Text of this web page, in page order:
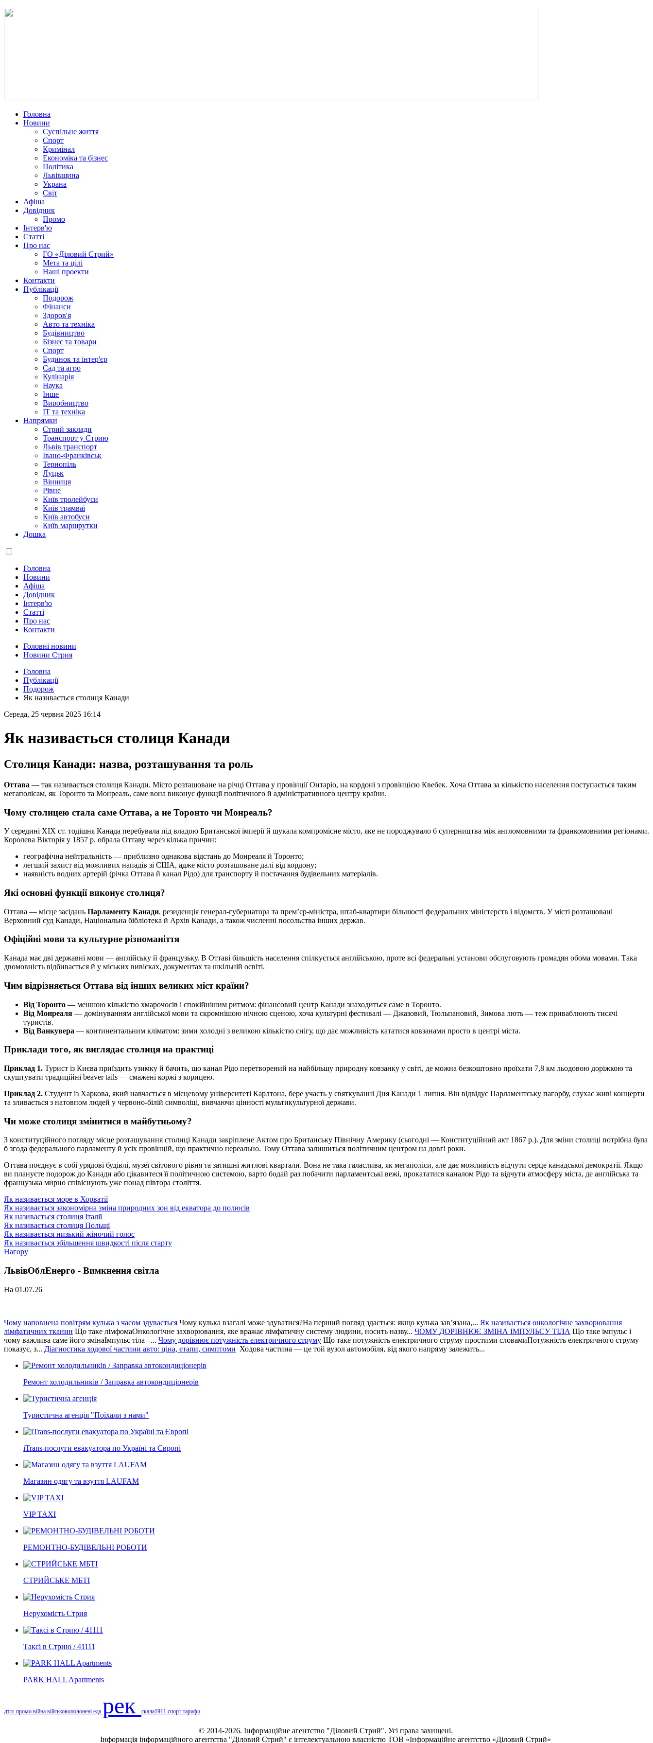
Головна
Новини
Суспільне життя
Спорт
Кримінал
Економіка та бізнес
Політика
Львівщина
Украна
Світ
Афіша
Довідник
Промо
Інтерв'ю
Статті
Про нас
ГО «Діловий Стрий»
Мета та цілі
Наші проекти
Контакти
Публікації
Подорож
Фінанси
Здоров'я
Авто та техніка
Будівництво
Бізнес та товари
Спорт
Будинок та інтер'єр
Сад та агро
Кулінарія
Наука
Інше
Виробництво
IT та техніка
Напрямки
Стрий заклади
Транспорт у Стрию
Львів транспорт
Івано-Франківськ
Тернопіль
Луцьк
Вінниця
Рівне
Київ тролейбуси
Київ трамваї
Київ автобуси
Київ маршрутки
Дошка
Головна
Новини
Афіша
Довідник
Інтерв'ю
Статті
Про нас
Контакти
Головні новини
Новини Стрия
Головна
Публікації
Подорож
Як називається столиця Канади
Середа, 25 червня 2025 16:14
Як називається столиця Канади
Столиця Канади: назва, розташування та роль
Оттава — так називається столиця Канади. Місто розташоване на річці Оттава у провінції Онтаріо, на кордоні з провінцією Квебек. Хоча Оттава за кількістю населення поступається таким
мегаполісам, як Торонто та Монреаль, саме вона виконує функції політичного й адміністративного центру країни.
Чому столицею стала саме Оттава, а не Торонто чи Монреаль?
У середині XIX ст. тодішня Канада перебувала під владою Британської імперії й шукала компромісне місто, яке не породжувало б суперництва між англомовними та франкомовними регіонами.
Королева Вікторія у 1857 р. обрала Оттаву через кілька причин:
географічна нейтральність — приблизно однакова відстань до Монреаля й Торонто;
легший захист від можливих нападів зі США, адже місто розташоване далі від кордону;
наявність водних артерій (річка Оттава й канал Рідо) для транспорту й постачання будівельних матеріалів.
Які основні функції виконує столиця?
Оттава — місце засідань Парламенту Канади, резиденція генерал-губернатора та прем’єр-міністра, штаб-квартири більшості федеральних міністерств і відомств. У місті розташовані
Верховний суд Канади, Національна бібліотека й Архів Канади, а також численні посольства інших держав.
Офіційні мови та культурне різноманіття
Канада має дві державні мови — англійську й французьку. В Оттаві більшість населення спілкується англійською, проте всі федеральні установи обслуговують громадян обома мовами. Така
двомовність відбивається й у міських вивісках, документах та шкільній освіті.
Чим відрізняється Оттава від інших великих міст країни?
Від Торонто — меншою кількістю хмарочосів і спокійнішим ритмом: фінансовий центр Канади знаходиться саме в Торонто.
Від Монреаля — домінуванням англійської мови та скромнішою нічною сценою, хоча культурні фестивалі — Джазовий, Тюльпановий, Зимова лють — теж приваблюють тисячі
туристів.
Від Ванкувера — континентальним кліматом: зими холодні з великою кількістю снігу, що дає можливість кататися ковзанами просто в центрі міста.
Приклади того, як виглядає столиця на практиці
Приклад 1. Турист із Києва приїздить узимку й бачить, що канал Рідо перетворений на найбільшу природну ковзанку у світі, де можна безкоштовно проїхати 7,8 км льодовою доріжкою та
скуштувати традиційні beaver tails — смажені коржі з корицею.
Приклад 2. Студент із Харкова, який навчається в місцевому університеті Карлтона, бере участь у святкуванні Дня Канади 1 липня. Він відвідує Парламентську пагорбу, слухає живі концерти
та зливається з натовпом людей у червоно-білій символіці, вивчаючи цінності мультикультурної держави.
Чи може столиця змінитися в майбутньому?
З конституційного погляду місце розташування столиці Канади закріплене Актом про Британську Північну Америку (сьогодні — Конституційний акт 1867 р.). Для зміни столиці потрібна була
б згода федерального парламенту й усіх провінцій, що практично нереально. Тому Оттава залишиться політичним центром на довгі роки.
Оттава поєднує в собі урядові будівлі, музеї світового рівня та затишні житлові квартали. Вона не така галаслива, як мегаполіси, але дає можливість відчути серце канадської демократії. Якщо
ви плануєте подорож до Канади або цікавитеся її політичною системою, варто бодай раз побачити парламентські вежі, прокататися каналом Рідо та відчути атмосферу міста, де англійська та
французька мирно співіснують уже понад півтора століття.
Як називається море в Хорватії
Як називається закономірна зміна природних зон від екватора до полюсів
Як називається столиця Італії
Як називається столиця Польщі
Як називається низький жіночий голос
Як називається збільшення швидкості після старту
Нагору
ЛьвівОблЕнерго - Вимкнення світла
На 01.07.26
Чому наповнена повітрям кулька з часом здувається Чому кулька взагалі може здуватися?На перший погляд здається: якщо кулька зав’язана,... Як називається онкологічне захворювання
лімфатичних тканин Що таке лімфомаОнкологічне захворювання, яке вражає лімфатичну систему людини, носить назву... ЧОМУ ДОРІВНЮЄ ЗМІНА ІМПУЛЬСУ ТІЛА Що таке імпульс і
чому важлива саме його змінаІмпульс тіла –... Чому дорівнює потужність електричного струму Що таке потужність електричного струму простими словамиПотужність електричного струму
показує, з... Діагностика ходової частини авто: ціна, етапи, симптоми Ходова частина — це той вузол автомобіля, від якого напряму залежить...
Ремонт холодильників / Заправка автокондиціонерів
Туристична агенція "Поїхали з нами"
iTrans-послуги евакуатора по Україні та Європі
Магазин одягу та взуття LAUFAM
VIP TAXI
РЕМОНТНО-БУДІВЕЛЬНІ РОБОТИ
СТРИЙСЬКЕ МБТІ
Нерухомість Стрия
Таксі в Стрию / 41111
PARK HALL Apartments
дтп промо війна військовополонені еда рек скала1911 спорт тарифи
© 2014-2026. Інформаційне агентство "Діловий Стрий". Усі права захищені.
Інформація інформаційного агентства "Діловий Стрий" є інтелектуальною власністю ТОВ «Інформаційне агентство «Діловий Стрий»